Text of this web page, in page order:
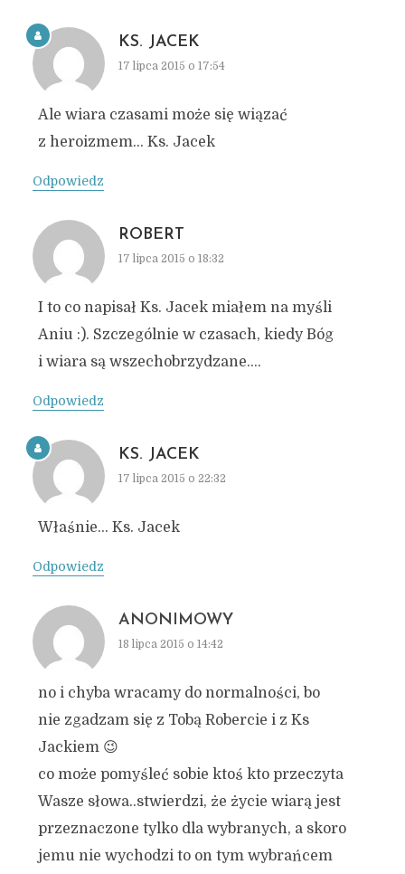
KS. JACEK
17 lipca 2015 o 17:54
Ale wiara czasami może się wiązać
z heroizmem… Ks. Jacek
Odpowiedz
ROBERT
17 lipca 2015 o 18:32
I to co napisał Ks. Jacek miałem na myśli
Aniu :). Szczególnie w czasach, kiedy Bóg
i wiara są wszechobrzydzane….
Odpowiedz
KS. JACEK
17 lipca 2015 o 22:32
Właśnie… Ks. Jacek
Odpowiedz
ANONIMOWY
18 lipca 2015 o 14:42
no i chyba wracamy do normalności, bo
nie zgadzam się z Tobą Robercie i z Ks
Jackiem 😉
co może pomyśleć sobie ktoś kto przeczyta
Wasze słowa..stwierdzi, że życie wiarą jest
przeznaczone tylko dla wybranych, a skoro
jemu nie wychodzi to on tym wybrańcem